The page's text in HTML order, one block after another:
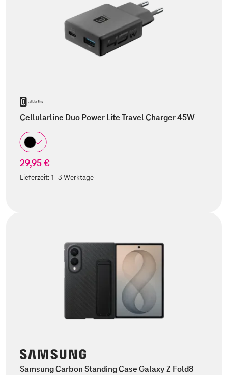
Cellularline Duo Power Lite Travel Charger 45W
29,95 €
Lieferzeit:1-3 Werktage
Samsung Carbon Standing Case Galaxy Z Fold8